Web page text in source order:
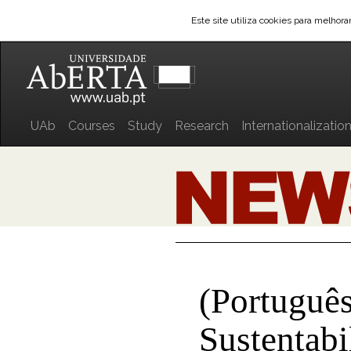
Este site utiliza cookies para
UAb Courses Study Research Internationalization